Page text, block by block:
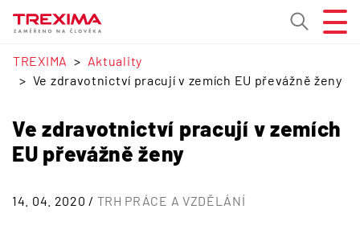
TREXIMA
Aktuality
Ve zdravotnictví pracují v zemích EU převážně ženy
Ve zdravotnictví pracují v zemích
EU převážně ženy
14. 04. 2020 / TRH PRÁCE A VZDĚLÁNÍ